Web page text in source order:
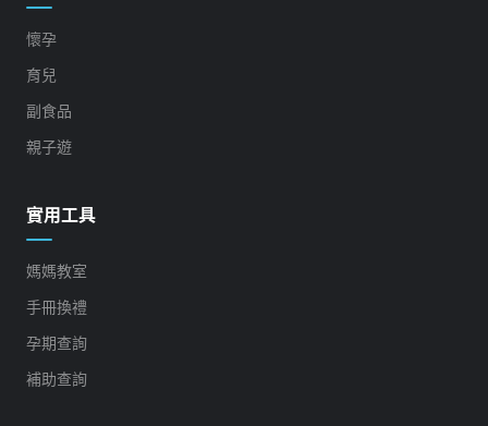
懷孕
育兒
副食品
親子遊
實用工具
媽媽教室
手冊換禮
孕期查詢
補助查詢